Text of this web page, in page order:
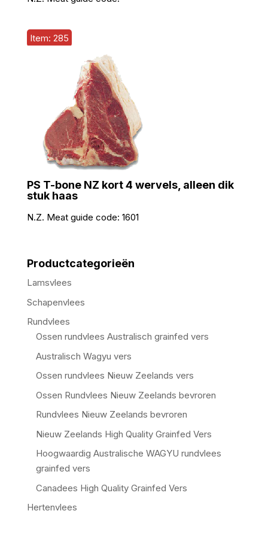
Item: 285
PS T-bone NZ kort 4 wervels, alleen dik
stuk haas
N.Z. Meat guide code: 1601
Productcategorieën
Lamsvlees
Schapenvlees
Rundvlees
Ossen rundvlees Australisch grainfed vers
Australisch Wagyu vers
Ossen rundvlees Nieuw Zeelands vers
Ossen Rundvlees Nieuw Zeelands bevroren
Rundvlees Nieuw Zeelands bevroren
Nieuw Zeelands High Quality Grainfed Vers
Hoogwaardig Australische WAGYU rundvlees
grainfed vers
Canadees High Quality Grainfed Vers
Hertenvlees